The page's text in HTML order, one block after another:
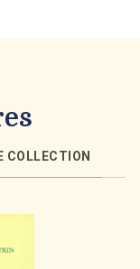
COLLECTION